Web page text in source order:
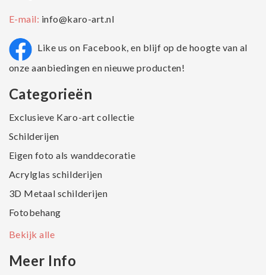
E-mail: info@karo-art.nl
Like us on Facebook, en blijf op de hoogte van al
onze aanbiedingen en nieuwe producten!
Categorieën
Exclusieve Karo-art collectie
Schilderijen
Eigen foto als wanddecoratie
Acrylglas schilderijen
3D Metaal schilderijen
Fotobehang
Bekijk alle
Meer Info